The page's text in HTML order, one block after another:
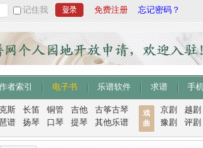
记住我 免费注册 忘记密码？
者索引 电子书 乐谱软件 求谱 手
斯 长笛 铜管 吉他
古筝古琴
谱 扬琴 口琴 提琴 其他乐谱
戏
曲
京剧 越剧
豫剧
评剧